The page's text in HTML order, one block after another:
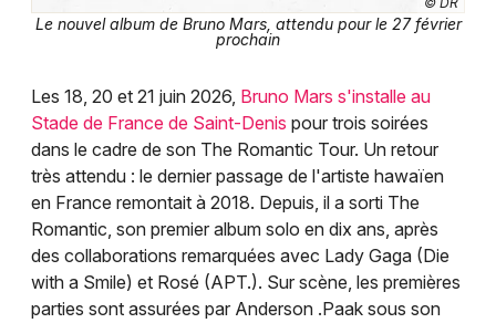
Le nouvel album de Bruno Mars, attendu pour le 27 février
prochain
Les 18, 20 et 21 juin 2026, Bruno Mars s'installe au
Stade de France de Saint-Denis pour trois soirées
dans le cadre de son The Romantic Tour. Un retour
très attendu : le dernier passage de l'artiste hawaïen
en France remontait à 2018. Depuis, il a sorti The
Romantic, son premier album solo en dix ans, après
des collaborations remarquées avec Lady Gaga (Die
with a Smile) et Rosé (APT.). Sur scène, les premières
parties sont assurées par Anderson .Paak sous son